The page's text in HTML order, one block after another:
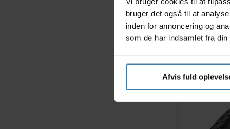
bruger det også til at
inden for annoncering og
som de har indsamlet fra
Afvis fuld
Maxxis
tråddæk